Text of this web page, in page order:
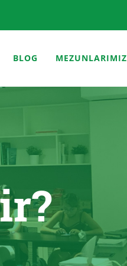
BLOG MEZUNLARIMIZ